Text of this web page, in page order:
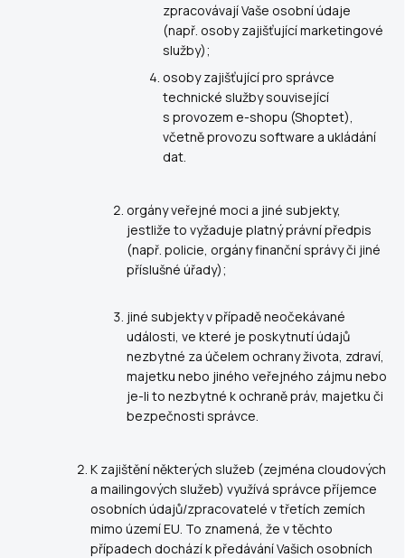
zpracovávají Vaše osobní údaje
(např. osoby zajišťující marketingové
služby);
osoby zajišťující pro správce
technické služby související
s provozem e-shopu (Shoptet),
včetně provozu software a ukládání
dat.
orgány veřejné moci a jiné subjekty,
jestliže to vyžaduje platný právní předpis
(např. policie, orgány finanční správy či jiné
příslušné úřady);
jiné subjekty v případě neočekávané
události, ve které je poskytnutí údajů
nezbytné za účelem ochrany života, zdraví,
majetku nebo jiného veřejného zájmu nebo
je-li to nezbytné k ochraně práv, majetku či
bezpečnosti správce.
K zajištění některých služeb (zejména cloudových
a mailingových služeb) využívá správce příjemce
osobních údajů/zpracovatelé v třetích zemích
mimo území EU. To znamená, že v těchto
případech dochází k předávání Vašich osobních